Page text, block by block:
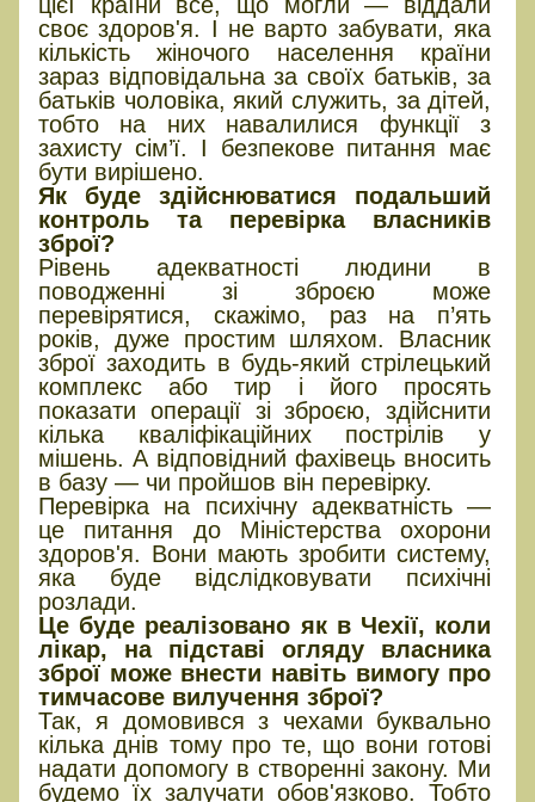
цієї країни все, що могли — віддали
своє здоров'я. І не варто забувати, яка
кількість жіночого населення країни
зараз відповідальна за своїх батьків, за
батьків чоловіка, який служить, за дітей,
тобто на них навалилися функції з
захисту сім’ї. І безпекове питання має
бути вирішено.
Як буде здійснюватися подальший
контроль та перевірка власників
зброї?
Рівень адекватності людини в
поводженні зі зброєю може
перевірятися, скажімо, раз на п’ять
років, дуже простим шляхом. Власник
зброї заходить в будь-який стрілецький
комплекс або тир і його просять
показати операції зі зброєю, здійснити
кілька кваліфікаційних пострілів у
мішень. А відповідний фахівець вносить
в базу — чи пройшов він перевірку.
Перевірка на психічну адекватність —
це питання до Міністерства охорони
здоров'я. Вони мають зробити систему,
яка буде відслідковувати психічні
розлади.
Це буде реалізовано як в Чехії, коли
лікар, на підставі огляду власника
зброї може внести навіть вимогу про
тимчасове вилучення зброї?
Так, я домовився з чехами буквально
кілька днів тому про те, що вони готові
надати допомогу в створенні закону. Ми
будемо їх залучати обов'язково. Тобто